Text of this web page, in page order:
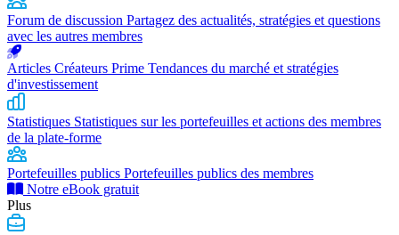
Forum de discussion Partagez des actualités, stratégies et questions
avec les autres membres
Articles Créateurs Prime Tendances du marché et stratégies
d'investissement
Statistiques Statistiques sur les portefeuilles et actions des membres
de la plate-forme
Portefeuilles publics Portefeuilles publics des membres
Notre eBook gratuit
Plus